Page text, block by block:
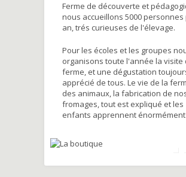
Ferme de découverte et
nous accueillons 5000 personnes
an, trés curieuses de l'élevage.
Pour les écoles et les groupes
organisons toute l'année la visite
ferme, et une dégustation
apprécié de tous. Le vie de la
des animaux, la fabrication de
fromages, tout est expliqué et les
enfants apprennent énormément